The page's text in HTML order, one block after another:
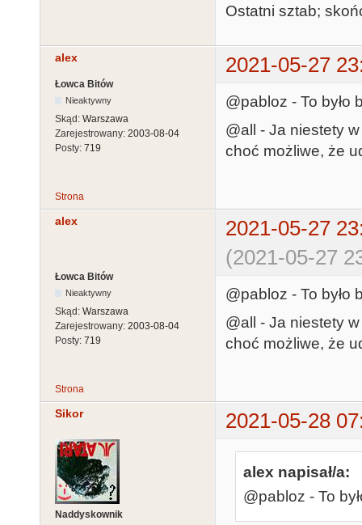
Ostatni sztab;
alex 2021-05-27
Łowca Bitów
Nieaktywny
Skąd: Warszawa
Zarejestrowany: 2003-08-04
Posty: 719
@pabloz - To było
@all - Ja niestety
choć możliwe, że
Strona
alex
2021-05-27
(2021-05-27
Łowca Bitów
Nieaktywny
Skąd: Warszawa
Zarejestrowany: 2003-08-04
Posty: 719
@pabloz - To było
@all - Ja niestety
choć możliwe, że
Strona
Sikor 2021-05-28
Naddyskownik
alex napisał/a:
@pabloz - To